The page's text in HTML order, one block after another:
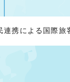
連携による国際旅